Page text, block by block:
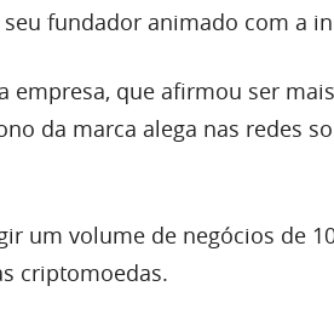
fundador animado com a
empresa, que afirmou ser
da marca alega nas redes
um volume de negócios de
criptomoedas.